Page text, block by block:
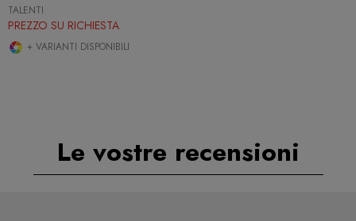
TALENTI
PREZZO SU RICHIESTA
+ VARIANTI DISPONIBILI
Le vostre recensioni